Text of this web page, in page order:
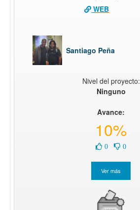
WEB
Santiago Peña
Nivel del proyecto:
Ninguno
Avance:
10%
0 0